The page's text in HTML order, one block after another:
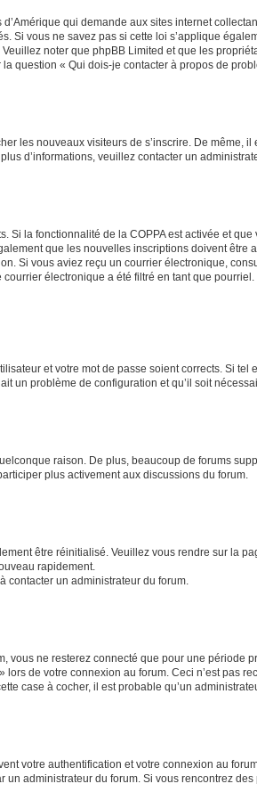
qui demande aux sites internet
vous ne savez pas si cette loi s’applique
noter que phpBB Limited et que les
question « Qui dois-je contacter à propos de
les nouveaux visiteurs de s’inscrire. De même,
d’informations, veuillez contacter un
la fonctionnalité de la COPPA est activée et
que les nouvelles inscriptions doivent être
Si vous aviez reçu un courrier électronique,
électronique a été filtré en tant que
et votre mot de passe soient corrects. Si
un problème de configuration et qu’il soit
raison. De plus, beaucoup de forums
plus activement aux discussions du forum.
être réinitialisé. Veuillez vous rendre sur la
rapidement.
contacter un administrateur du forum.
ne resterez connecté que pour une période
de votre connexion au forum. Ceci n’est pas
case à cocher, il est probable qu’un
votre authentification et votre connexion au
administrateur du forum. Si vous rencontrez